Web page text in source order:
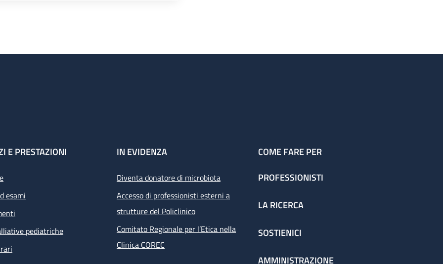
E PRESTAZIONI
esami
pediatriche
IN EVIDENZA
Diventa donatore di microbiota
Accesso di professionisti esterni a
strutture del Policlinico
Comitato Regionale per l’Etica nella
Clinica COREC
COME FARE PER
PROFESSIONISTI
LA RICERCA
SOSTIENICI
AMMINISTRAZIONE